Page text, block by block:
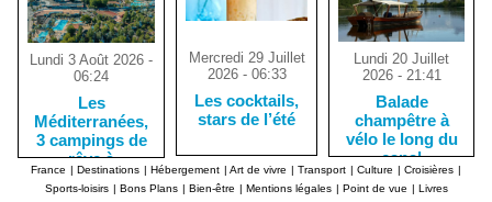
Lundi 3 Août 2026 -
06:24
Les
Méditerranées,
3 campings de
rêve à
Marseillan-
Plage
Mercredi 29 Juillet
2026 - 06:33
Les cocktails,
stars de l’été
Lundi 20 Juillet
2026 - 21:41
Balade
champêtre à
vélo le long du
canal
d’Orléans, dans
le Loiret
France | Destinations | Hébergement | Art de vivre | Transport | Culture | Croisières |
Sports-loisirs | Bons Plans | Bien-être | Mentions légales | Point de vue | Livres